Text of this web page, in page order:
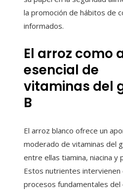
la promoción de hábitos de
informados.
El arroz como
esencial de
vitaminas del
B
El arroz blanco ofrece un
moderado de vitaminas del
entre ellas tiamina, niacina y
Estos nutrientes intervienen
procesos fundamentales del